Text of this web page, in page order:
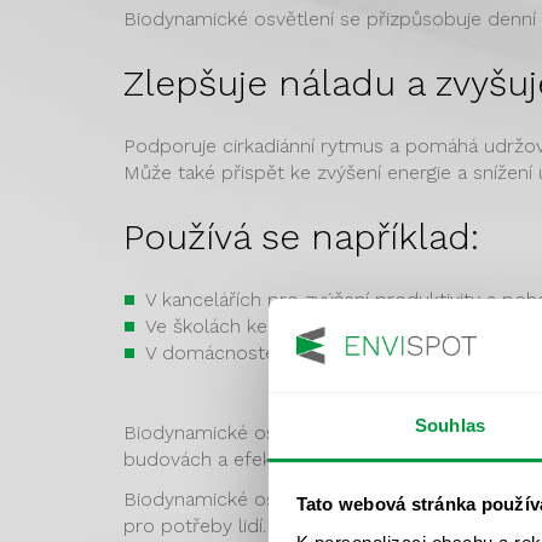
Souhlas
Tato webová stránka
Biodynamické osvětlení se přizpůsobuje
Zlepšuje náladu a
Podporuje cirkadiánní rytmus a pomáhá
Může také přispět ke zvýšení energie a snížení
Používá se například:
V kancelářích pro zvýšení produktivity a
Ve školách ke zlepšení soustředění a
V domácnostech pro vytvoření příjemné a
Biodynamické osvětlení šetří i peníze, jelikož
budovách a efektivně tak spořit, můžete si
Biodynamické osvětlení je součástí širšího
pro potřeby lidí.